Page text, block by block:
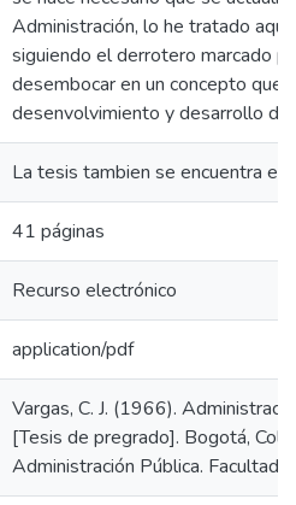
Administración, lo he tratado
siguiendo el derrotero marcado
desembocar en un concepto que
desenvolvimiento y desarrollo de
La tesis tambien se encuentra
41 páginas
Recurso electrónico
application/pdf
Vargas, C. J. (1966).
[Tesis de pregrado]. Bogotá,
Administración Pública. Facultad